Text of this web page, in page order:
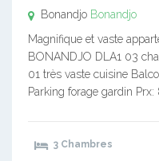
Bonandjo Bonandjo
Magnifique et vaste
BONANDJO DLA1 03
01 très vaste cuisine
Parking forage gardin
3 Chambres